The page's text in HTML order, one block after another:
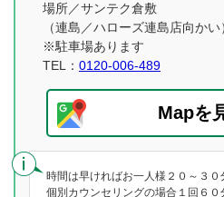
場所／サンテク倉敷
（連島／ハローズ連島店向かい
※駐車場あります
TEL： 0120-006-489
Mapを
時間は早ければお一人様２０～３０
個別カウンセリングの場合１回６